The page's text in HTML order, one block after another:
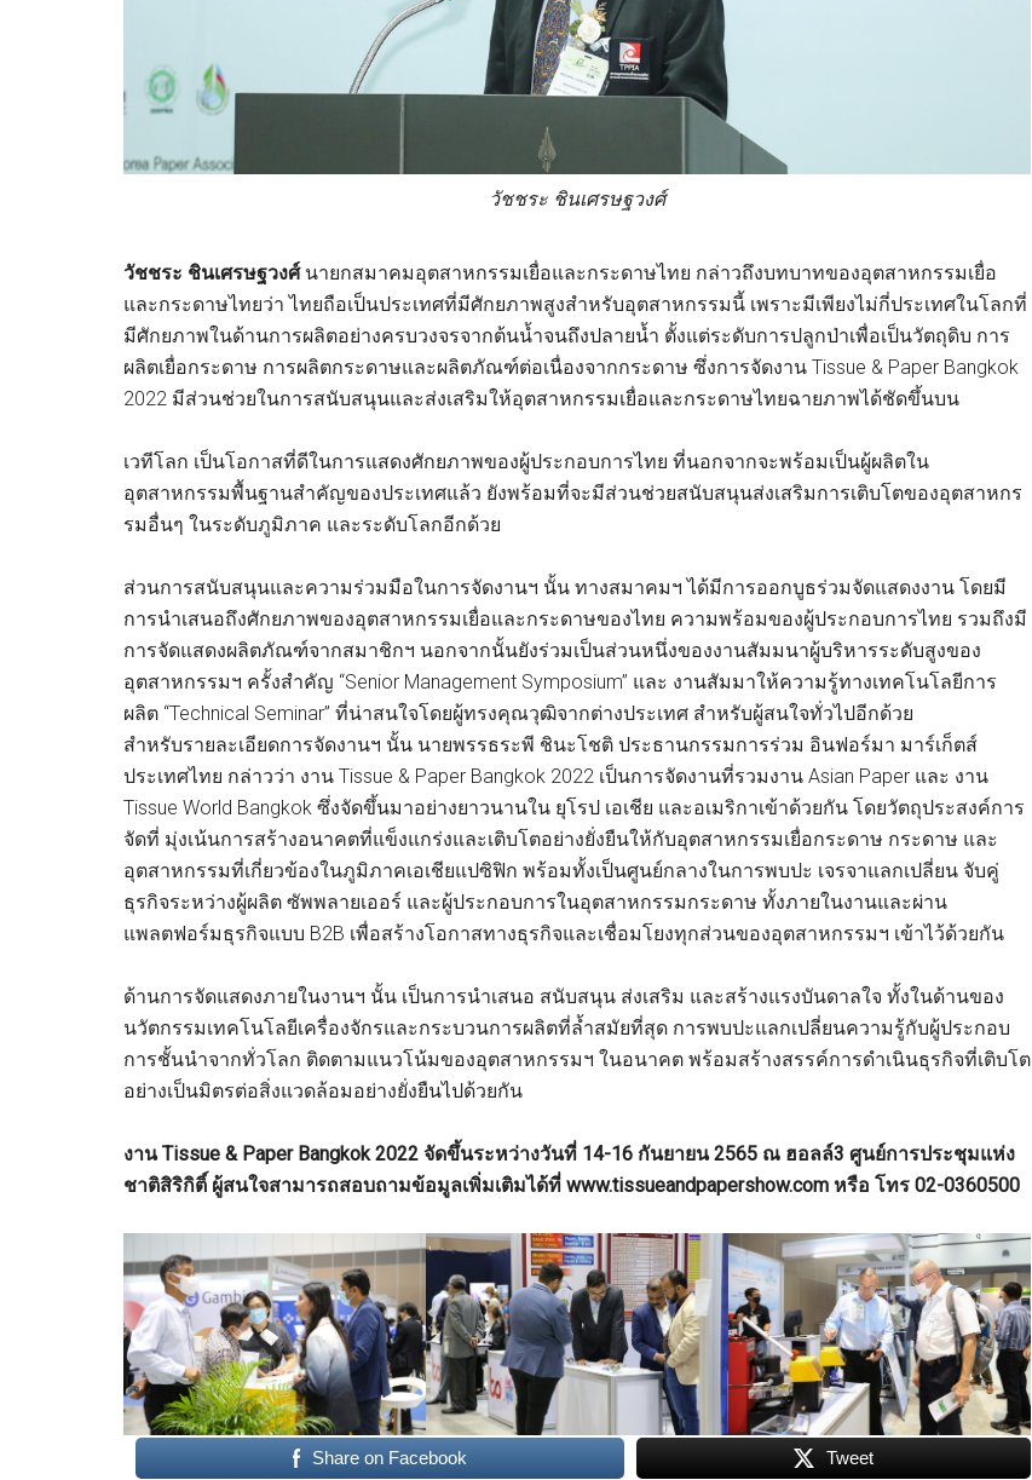
วัชชระ ชินเศรษฐวงศ์
วัชชระ ชินเศรษฐวงศ์นายกสมาคมอุตสาหกรรมเยื่อและกระดาษไทย กล่าวถึงบทบาทของอุตสาหกรรมเยื่อ
และกระดาษไทยว่า ไทยถือเป็นประเทศที่มีศักยภาพสูงสำหรับอุตสาหกรรมนี้ เพราะมีเพียงไม่กี่ประเทศในโลกที่
มีศักยภาพในด้านการผลิตอย่างครบวงจรจากต้นน้ำจนถึงปลายน้ำ ตั้งแต่ระดับการปลูกป่าเพื่อเป็นวัตถุดิบ การ
ผลิตเยื่อกระดาษ การผลิตกระดาษและผลิตภัณฑ์ต่อเนื่องจากกระดาษ ซึ่งการจัดงาน Tissue & Paper Bangkok
2022 มีส่วนช่วยในการสนับสนุนและส่งเสริมให้อุตสาหกรรมเยื่อและกระดาษไทยฉายภาพได้ชัดขึ้นบน
เวทีโลก เป็นโอกาสที่ดีในการแสดงศักยภาพของผู้ประกอบการไทย ที่นอกจากจะพร้อมเป็นผู้ผลิตใน
อุตสาหกรรมพื้นฐานสำคัญของประเทศแล้ว ยังพร้อมที่จะมีส่วนช่วยสนับสนุนส่งเสริมการเติบโตของอุตสาหกร
รมอื่นๆ ในระดับภูมิภาค และระดับโลกอีกด้วย
ส่วนการสนับสนุนและความร่วมมือในการจัดงานฯ นั้น ทางสมาคมฯ ได้มีการออกบูธร่วมจัดแสดงงาน โดยมี
การนำเสนอถึงศักยภาพของอุตสาหกรรมเยื่อและกระดาษของไทย ความพร้อมของผู้ประกอบการไทย รวมถึงมี
การจัดแสดงผลิตภัณฑ์จากสมาชิกฯ นอกจากนั้นยังร่วมเป็นส่วนหนึ่งของงานสัมมนาผู้บริหารระดับสูงของ
อุตสาหกรรมฯ ครั้งสำคัญ “Senior Management Symposium” และ งานสัมมาให้ความรู้ทางเทคโนโลยีการ
ผลิต “Technical Seminar” ที่น่าสนใจโดยผู้ทรงคุณวุฒิจากต่างประเทศ สำหรับผู้สนใจทั่วไปอีกด้วย
สำหรับรายละเอียดการจัดงานฯ นั้น นายพรรธระพี ชินะโชติ ประธานกรรมการร่วม อินฟอร์มา มาร์เก็ตส์
ประเทศไทย กล่าวว่า งาน Tissue & Paper Bangkok 2022 เป็นการจัดงานที่รวมงาน Asian Paper และ งาน
Tissue World Bangkok ซึ่งจัดขึ้นมาอย่างยาวนานใน ยุโรป เอเชีย และอเมริกาเข้าด้วยกัน โดยวัตถุประสงค์การ
จัดที่ มุ่งเน้นการสร้างอนาคตที่แข็งแกร่งและเติบโตอย่างยั่งยืนให้กับอุตสาหกรรมเยื่อกระดาษ กระดาษ และ
อุตสาหกรรมที่เกี่ยวข้องในภูมิภาคเอเชียแปซิฟิก พร้อมทั้งเป็นศูนย์กลางในการพบปะ เจรจาแลกเปลี่ยน จับคู่
ธุรกิจระหว่างผู้ผลิต ซัพพลายเออร์ และผู้ประกอบการในอุตสาหกรรมกระดาษ ทั้งภายในงานและผ่าน
แพลตฟอร์มธุรกิจแบบ B2B เพื่อสร้างโอกาสทางธุรกิจและเชื่อมโยงทุกส่วนของอุตสาหกรรมฯ เข้าไว้ด้วยกัน
ด้านการจัดแสดงภายในงานฯ นั้น เป็นการนำเสนอ สนับสนุน ส่งเสริม และสร้างแรงบันดาลใจ ทั้งในด้านของ
นวัตกรรมเทคโนโลยีเครื่องจักรและกระบวนการผลิตที่ล้ำสมัยที่สุด การพบปะแลกเปลี่ยนความรู้กับผู้ประกอบ
การชั้นนำจากทั่วโลก ติดตามแนวโน้มของอุตสาหกรรมฯ ในอนาคต พร้อมสร้างสรรค์การดำเนินธุรกิจที่เติบโต
อย่างเป็นมิตรต่อสิ่งแวดล้อมอย่างยั่งยืนไปด้วยกัน
งาน Tissue & Paper Bangkok 2022 จัดขึ้นระหว่างวันที่ 14-16 กันยายน 2565 ณ ฮอลล์3 ศูนย์การประชุมแห่ง
ชาติสิริกิติ์ ผู้สนใจสามารถสอบถามข้อมูลเพิ่มเติมได้ที่ www.tissueandpapershow.com หรือ โทร 02-0360500
Share on Facebook Tweet